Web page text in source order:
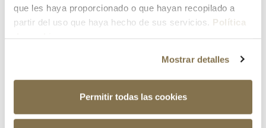
que les haya proporcionado o que hayan recopilado a
partir del uso que haya hecho de sus servicios. Política
Mostrar detalles
Permitir todas las cookies